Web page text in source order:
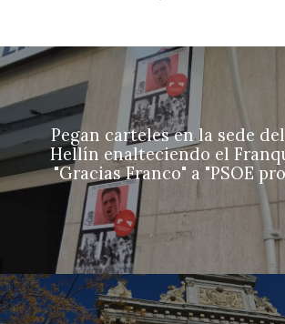
Pegan carteles en la sede
Hellín enalteciendo el
"Gracias Franco" a "PSOE